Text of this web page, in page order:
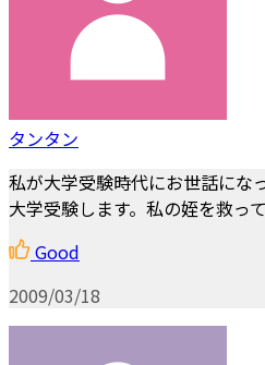
タンタン
私が大学受験時代にお世話にな
大学受験します。私の姪を救っ
Good
2009/03/18